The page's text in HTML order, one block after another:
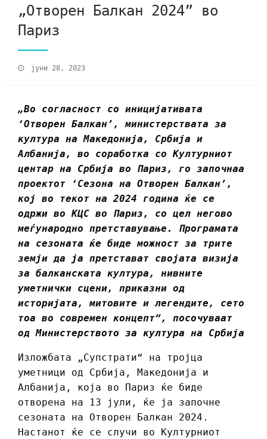
„Отворен Балкан 2024” во
Париз
јуни 28, 2023
„Во согласност со иницијативата
‘Отворен Балкан’, министерствата за
култура на Македонија, Србија и
Албанија, во соработка со Културниот
центар на Србија во Париз, го започнаа
проектот ‘Сезона на Отворен Балкан’,
кој во текот на 2024 година ќе се
одржи во КЦС во Париз, со цел негово
меѓународно претставување. Програмата
на сезоната ќе биде можност за трите
земји да ја претстават својата визија
за балканската култура, нивните
уметнички сцени, приказни од
историјата, митовите и легендите, сето
тоа во современ концепт“, посочуваат
од Министерството за култура на Србија
Изложбата „Супстрати“ на тројца
уметници од Србија, Македонија и
Албанија, која во Париз ќе биде
отворена на 13 јули, ќе ја започне
сезоната на Отворен Балкан 2024.
Настанот ќе се случи во Културниот